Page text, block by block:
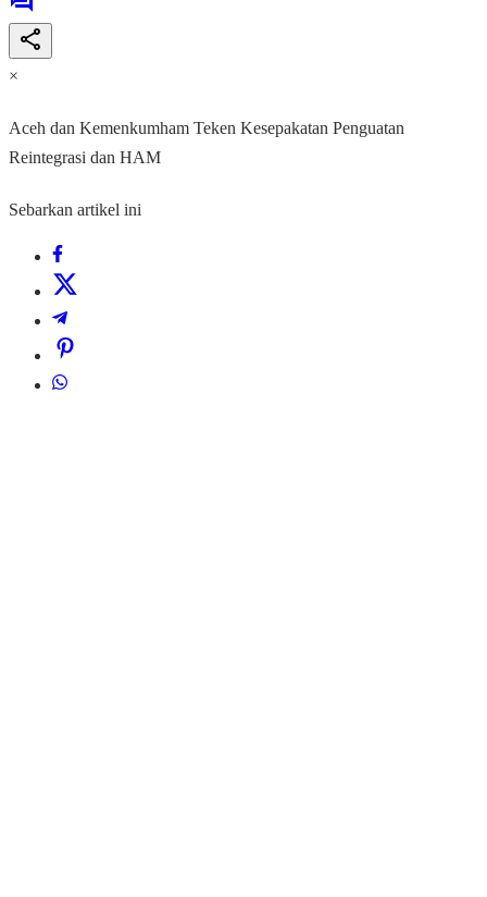
×
Aceh dan Kemenkumham Teken Kesepakatan Penguatan
Reintegrasi dan HAM
Sebarkan artikel ini